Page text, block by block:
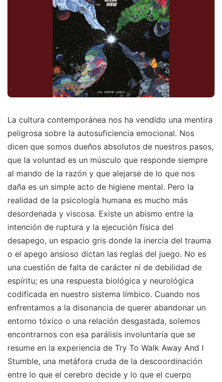
La cultura contemporánea nos ha vendido una mentira
peligrosa sobre la autosuficiencia emocional. Nos
dicen que somos dueños absolutos de nuestros pasos,
que la voluntad es un músculo que responde siempre
al mando de la razón y que alejarse de lo que nos
daña es un simple acto de higiene mental. Pero la
realidad de la psicología humana es mucho más
desordenada y viscosa. Existe un abismo entre la
intención de ruptura y la ejecución física del
desapego, un espacio gris donde la inercia del trauma
o el apego ansioso dictan las reglas del juego. No es
una cuestión de falta de carácter ni de debilidad de
espíritu; es una respuesta biológica y neurológica
codificada en nuestro sistema límbico. Cuando nos
enfrentamos a la disonancia de querer abandonar un
entorno tóxico o una relación desgastada, solemos
encontrarnos con esa parálisis involuntaria que se
resume en la experiencia de Try To Walk Away And I
Stumble, una metáfora cruda de la descoordinación
entre lo que el cerebro decide y lo que el cuerpo